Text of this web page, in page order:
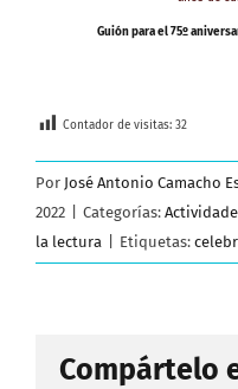
Guión para el 75º
Contador de visitas: 32
Por José Antonio Camacho
2022
Categorías:
la lectura
Etiquetas:
Compártelo